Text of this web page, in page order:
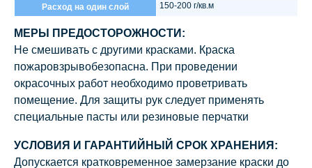
Расход на один слой
150-200 г/кв.м
МЕРЫ ПРЕДОСТОРОЖНОСТИ:
Не смешивать с другими красками. Краска
пожаровзрывобезопасна. При проведении
окрасочных работ необходимо проветривать
помещение. Для защиты рук следует применять
специальные пасты или резиновые перчатки
УСЛОВИЯ И ГАРАНТИЙНЫЙ СРОК ХРАНЕНИЯ:
Допускается кратковременное замерзание краски до